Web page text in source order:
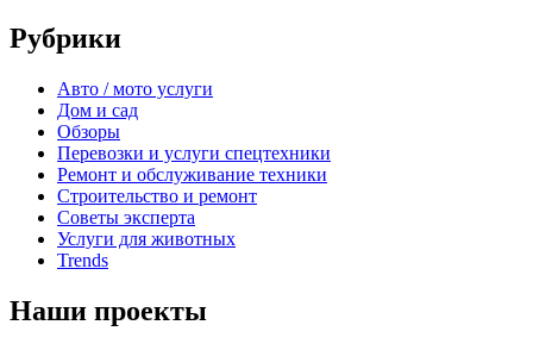
Рубрики
Авто / мото услуги
Дом и сад
Обзоры
Перевозки и услуги спецтехники
Ремонт и обслуживание техники
Строительство и ремонт
Советы эксперта
Услуги для животных
Trends
Наши проекты